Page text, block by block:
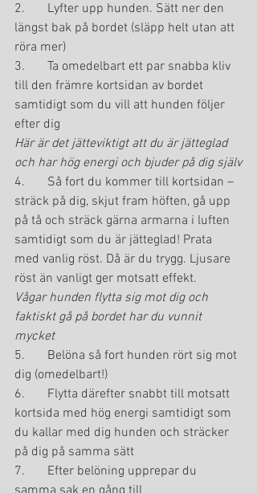
2.       Lyfter upp hunden. Sätt ner den
längst bak på bordet (släpp helt utan att
röra mer)
3.       Ta omedelbart ett par snabba kliv
till den främre kortsidan av bordet
samtidigt som du vill att hunden följer
efter dig
Här är det jätteviktigt att du är jätteglad
och har hög energi och bjuder på dig själv
4.       Så fort du kommer till kortsidan –
sträck på dig, skjut fram höften, gå upp
på tå och sträck gärna armarna i luften
samtidigt som du är jätteglad! Prata
med vanlig röst. Då är du trygg. Ljusare
röst än vanligt ger motsatt effekt.
Vågar hunden flytta sig mot dig och
faktiskt gå på bordet har du vunnit
mycket
5.       Belöna så fort hunden rört sig mot
dig (omedelbart!)
6.       Flytta därefter snabbt till motsatt
kortsida med hög energi samtidigt som
du kallar med dig hunden och sträcker
på dig på samma sätt
7.       Efter belöning upprepar du